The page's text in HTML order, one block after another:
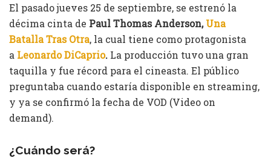
El pasado jueves 25 de septiembre, se estrenó la
décima cinta de Paul Thomas Anderson,Una
Batalla Tras Otra, la cual tiene como protagonista
a Leonardo DiCaprio. La producción tuvo una gran
taquilla y fue récord para el cineasta. El público
preguntaba cuando estaría disponible en streaming,
y ya se confirmó la fecha de VOD (Video on
demand).
¿Cuándo será?